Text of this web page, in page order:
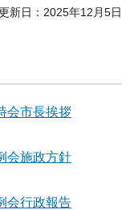
新日：2025年12月5日
会市長挨拶
会施政方針
会行政報告